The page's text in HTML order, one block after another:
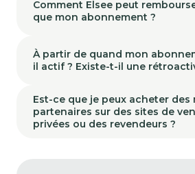
Comment Elsee peut
que mon abonnement ?
À partir de quand mon
il actif ? Existe-t-il une
Est-ce que je peux acheter des
partenaires sur des sites de
privées ou des revendeurs ?